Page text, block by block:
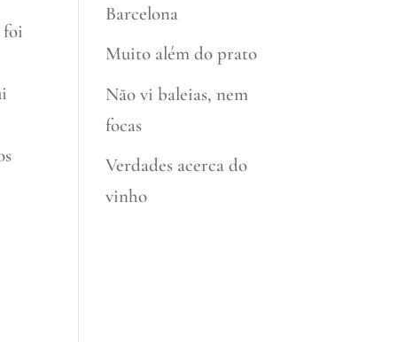
foi
Barcelona
Muito além do prato
Não vi baleias, nem
focas
Verdades acerca do
vinho